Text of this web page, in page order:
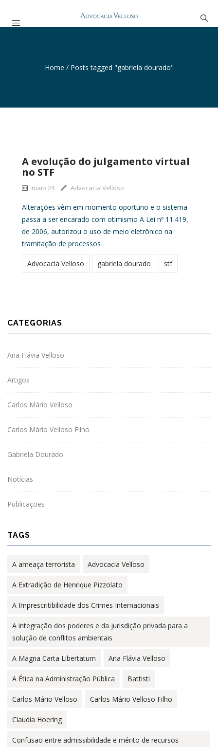
Home / Posts tagged "gabriela dourado"
A evolução do julgamento virtual
no STF
maio 24 Advocacia Velloso
Alterações vêm em momento oportuno e o sistema
passa a ser encarado com otimismo A Lei nº 11.419,
de 2006, autorizou o uso de meio eletrônico na
tramitação de processos
Advocacia Velloso gabriela dourado stf
CATEGORIAS
Ana Flávia Velloso
Artigos
Carlos Mário Velloso
Carlos Mário Velloso Filho
Gabriela Dourado
Notícias
Publicações
TAGS
A ameaça terrorista Advocacia Velloso
A Extradição de Henrique Pizzolato
A Imprescritibilidade dos Crimes Internacionais
A integração dos poderes e da jurisdição privada para a
solução de conflitos ambientais
A Magna Carta Libertatum Ana Flávia Velloso
A Ética na Administração Pública Battisti
Carlos Mário Velloso Carlos Mário Velloso Filho
Claudia Hoering
Confusão entre admissibilidade e mérito de recursos